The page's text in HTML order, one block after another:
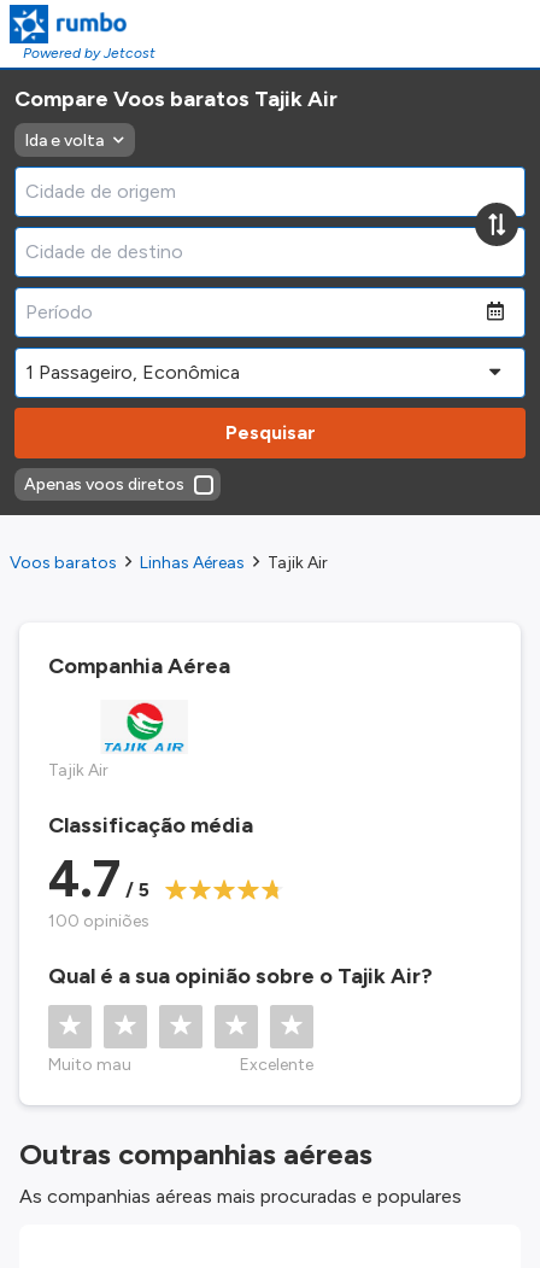
Powered by Jetcost
Compare Voos baratos Tajik Air
Ida e volta
Pesquisar
Apenas voos diretos
Voos baratos Linhas Aéreas Tajik Air
Companhia Aérea
Tajik Air
Classificação média
4.7 / 5
100 opiniões
Qual é a sua opinião sobre o Tajik Air?
Muito mau Excelente
Outras companhias aéreas
As companhias aéreas mais procuradas e populares